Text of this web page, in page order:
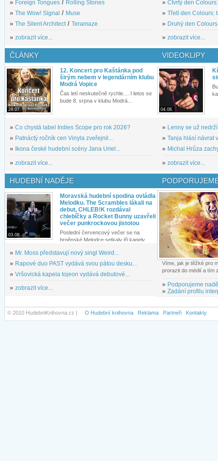
» Foreign Tongues / Rolling Stones
» The Wow! Signal / Muse
» The Silent Architect/ Teramaze
» zobrazit více...
» Čtvrtý den
» Třetí den Colours:
» Druhý den
» zobrazit více...
ČLÁNKY
28.07.
12. Koncert pro Kaštánka pod
širým nebem v legendárním klubu
Modrá Vopice
Čas letí neskutečně rychle.... I letos se
bude 8. srpna v klubu Modrá...
» Co chystá label Indies Scope pro rok 2026?
» Patnáctý ročník cen Vinyla zveřejnil...
»
Ikona české hudební scény Jana Uriel...
» zobrazit více...
VIDEOKLIPY
04.08.
» Lenny se už
» Tanja hlásí návrat
» Michal Hrůza
» zobrazit více...
HUDEBNÍ NADĚJE
03.08.
Moravská hudební spodina ovládla
Melodku. The Scrambles lákali na
debut, CHLEB!K rozdával
chlebíčky a Rocket Bunny uzavřeli
večer punkrockovou jistotou
Poslední červencový večer se na
brněnské Melodce setkaly tři kapely...
» Mr. Moss představují nový singl Weird...
» Rapové duo PAST vydává svou pátou desku...
» Vršovická kapela tojeon vydává debutové...
» zobrazit více...
Víme, jak je těžké pro
prorazit do médií a tím
» Podporujeme
» Zadání profilu
© 2010 HudebniKnihovna.cz | O Hudební knihovna Reklama Partneři Kontakty